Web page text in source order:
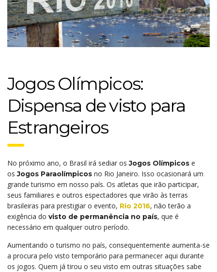
Jogos Olímpicos:
Dispensa de visto para
Estrangeiros
No próximo ano, o Brasil irá sediar osJogos Olímpicos e
osJogos Paraolímpicos no Rio Janeiro. Isso ocasionará um
grande turismo em nosso país. Os atletas que irão participar,
seus familiares e outros espectadores que virão às terras
brasileiras para prestigiar o evento, Rio 2016, não terão a
exigência do visto de permanência no país, que é
necessário em qualquer outro período.
Aumentando o turismo no país, consequentemente aumenta-se
a procura pelo visto temporário para permanecer aqui durante
os jogos. Quem já tirou o seu visto em outras situações sabe